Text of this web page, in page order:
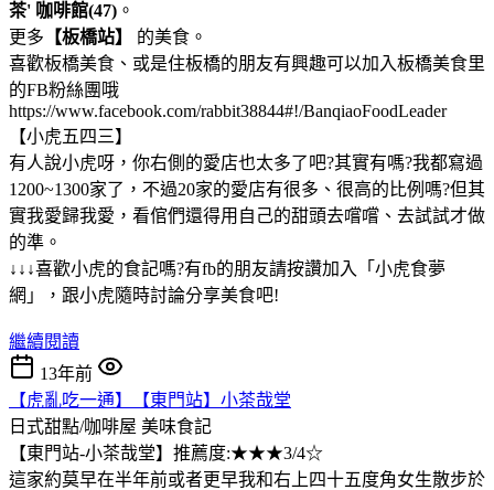
茶' 咖啡館(47) 。
更多 【板橋站】 的美食。
喜歡板橋美食、或是住板橋的朋友有興趣可以加入板橋美食里
的FB粉絲團哦
https://www.facebook.com/rabbit38844#!/BanqiaoFoodLeader
【小虎五四三】
有人說小虎呀，你右側的愛店也太多了吧?其實有嗎?我都寫過
1200~1300家了，不過20家的愛店有很多、很高的比例嗎?但其
實我愛歸我愛，看倌們還得用自己的甜頭去嚐嚐、去試試才做
的準。
↓↓↓喜歡小虎的食記嗎?有fb的朋友請按讚加入「小虎食夢
網」，跟小虎隨時討論分享美食吧!
繼續閱讀
13年前
【虎亂吃一通】【東門站】小茶哉堂
日式甜點/咖啡屋 美味食記
【東門站-小茶哉堂】推薦度:★★★3/4☆
這家約莫早在半年前或者更早我和右上四十五度角女生散步於